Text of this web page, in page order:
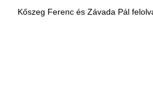
Kőszeg Ferenc és Závada Pál